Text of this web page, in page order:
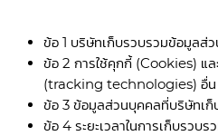
ข้อ 1 บริษัทเก็บรวบรวมข้อมูลส่
ข้อ 2 การใช้คุกกี้ (Cookies) แล
(tracking technologies) อื่น
ข้อ 3 ข้อมูลส่วนบุคคลที่บริษัทเก็
ข้อ 4 ระยะเวลาในการเก็บรวบ